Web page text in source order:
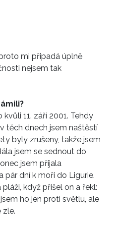
mi připadá úplně
nejsem tak
11. září 2001. Tehdy
těch dnech jsem naštěstí
byly zrušeny, takže jsem
jsem se sednout do
jsem přijala
pár dní k moři do Ligurie.
když přišel on a řekl:
jsem ho jen proti světlu, ale
zle.